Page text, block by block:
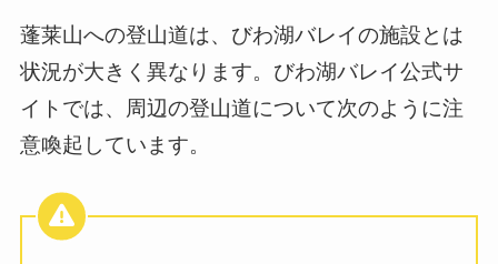
蓬莱山への登山道は、びわ湖バレイの施設とは
状況が大きく異なります。びわ湖バレイ公式サ
イトでは、周辺の登山道について次のように注
意喚起しています。